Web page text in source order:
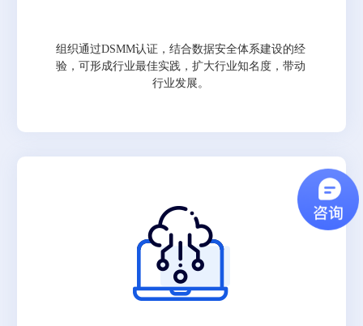
组织通过DSMM认证，结合数据安全体系建设的经
验，可形成行业最佳实践，扩大行业知名度，带动
行业发展。